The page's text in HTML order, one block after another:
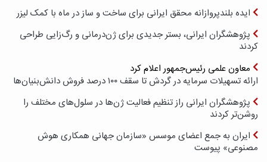
ایده بلندپروازانه محقق ایرانی برای ساخت و ساز در ماه با کمک لیزر
پژوهشگران ایرانی، بستر جدیدی برای ژن‌درمانی و رگ‌زایی طراحی
کردند
معاون علمی رئیس‌جمهور اعلام کرد
ارائه تسهیلات سرمایه در گردش تا سقف ۱۰۰ درصد فروش دانش‌بنیان‌ها
پژوهشگران ایرانی راز تنظیم فعالیت ژن‌ها در سلول‌های مختلف را
روشن‌تر کردند
ایران به جمع اعضای موسس «سازمان جهانی همکاری هوش
مصنوعی» پیوست